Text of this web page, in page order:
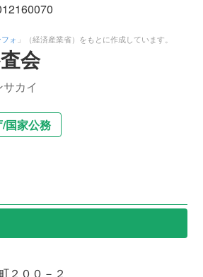
ォ 」（経済産業省）をもとに作成しています。
会
カイ
/国家公務
２００－２